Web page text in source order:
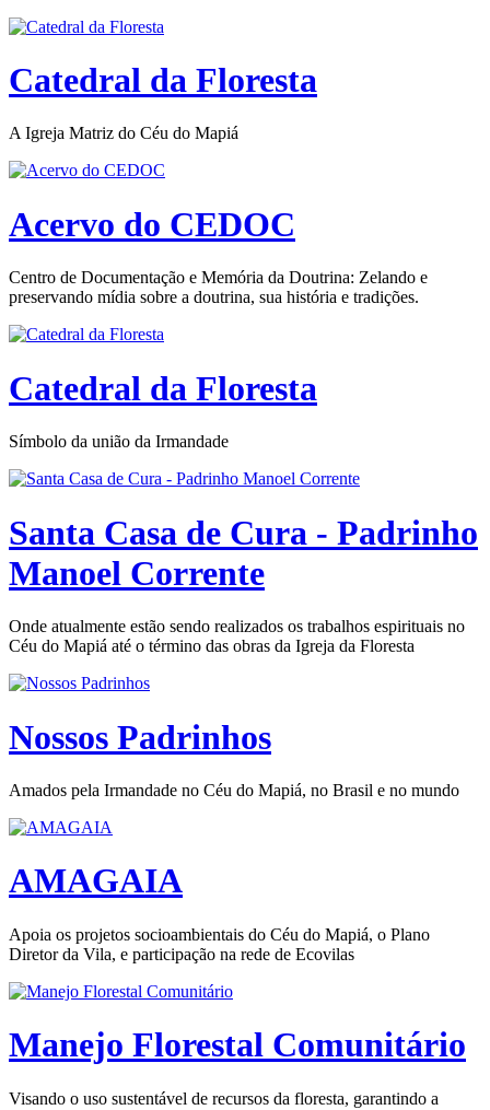
Catedral da Floresta
A Igreja Matriz do Céu do Mapiá
Acervo do CEDOC
Centro de Documentação e Memória da Doutrina: Zelando e
preservando mídia sobre a doutrina, sua história e tradições.
Catedral da Floresta
Símbolo da união da Irmandade
Santa Casa de Cura - Padrinho
Manoel Corrente
Onde atualmente estão sendo realizados os trabalhos espirituais no
Céu do Mapiá até o término das obras da Igreja da Floresta
Nossos Padrinhos
Amados pela Irmandade no Céu do Mapiá, no Brasil e no mundo
AMAGAIA
Apoia os projetos socioambientais do Céu do Mapiá, o Plano
Diretor da Vila, e participação na rede de Ecovilas
Manejo Florestal Comunitário
Visando o uso sustentável de recursos da floresta, garantindo a